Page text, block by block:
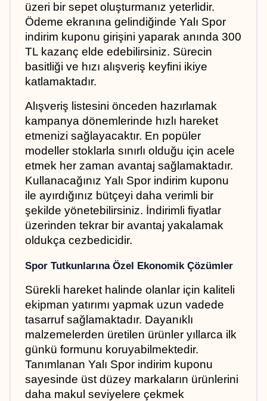
üzeri bir sepet oluşturmanız yeterlidir.
Ödeme ekranına gelindiğinde Yalı Spor
indirim kuponu girişini yaparak anında 300
TL kazanç elde edebilirsiniz. Sürecin
basitliği ve hızı alışveriş keyfini ikiye
katlamaktadır.
Alışveriş listesini önceden hazırlamak
kampanya dönemlerinde hızlı hareket
etmenizi sağlayacaktır. En popüler
modeller stoklarla sınırlı olduğu için acele
etmek her zaman avantaj sağlamaktadır.
Kullanacağınız Yalı Spor indirim kuponu
ile ayırdığınız bütçeyi daha verimli bir
şekilde yönetebilirsiniz. İndirimli fiyatlar
üzerinden tekrar bir avantaj yakalamak
oldukça cezbedicidir.
Spor Tutkunlarına Özel Ekonomik Çözümler
Sürekli hareket halinde olanlar için kaliteli
ekipman yatırımı yapmak uzun vadede
tasarruf sağlamaktadır. Dayanıklı
malzemelerden üretilen ürünler yıllarca ilk
günkü formunu koruyabilmektedir.
Tanımlanan Yalı Spor indirim kuponu
sayesinde üst düzey markaların ürünlerini
daha makul seviyelere çekmek